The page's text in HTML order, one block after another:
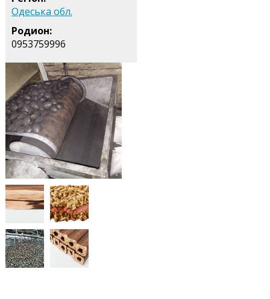
Одеська обл.
Родион:
0953759996